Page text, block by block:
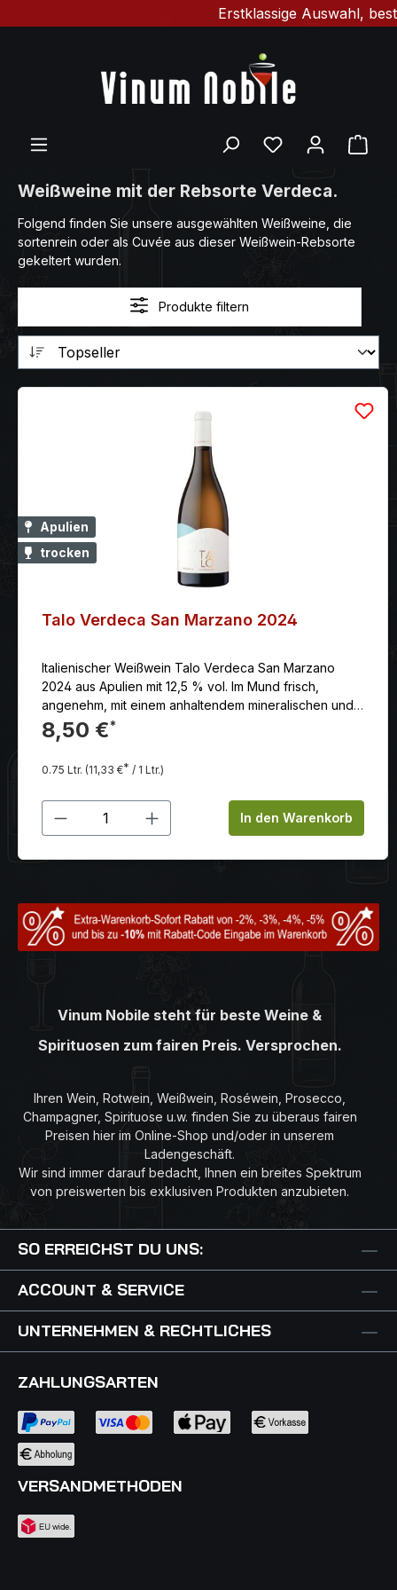
Erstklassige Auswahl,
Du hast 0
Weißweine mit der Rebsorte Verdeca.
Folgend finden Sie unsere ausgewählten Weißweine, die
sortenrein oder als Cuvée aus dieser Weißwein-Rebsorte
gekeltert wurden.
Produkte filtern
Apulien
trocken
Talo Verdeca San Marzano 2024
Italienischer Weißwein Talo Verdeca San Marzano
2024 aus Apulien mit 12,5 % vol. Im Mund frisch,
angenehm, mit einem anhaltendem mineralischen und
würzigem Nachhall.
8,50 €*
0.75 Ltr. (11,33 €* / 1 Ltr.)
Produkt Anzahl: Gib denIn den Warenkorb
Vinum Nobile steht für beste Weine &
Spirituosen zum fairen Preis. Versprochen.
Ihren Wein, Rotwein, Weißwein, Roséwein, Prosecco,
Champagner, Spirituose u.w. finden Sie zu überaus fairen
Preisen hier im Online-Shop und/oder in unserem
Ladengeschäft.
Wir sind immer darauf bedacht, Ihnen ein breites Spektrum
von preiswerten bis exklusiven Produkten anzubieten.
SO ERREICHST DU UNS:
ACCOUNT & SERVICE
UNTERNEHMEN & RECHTLICHES
ZAHLUNGSARTEN
VERSANDMETHODEN